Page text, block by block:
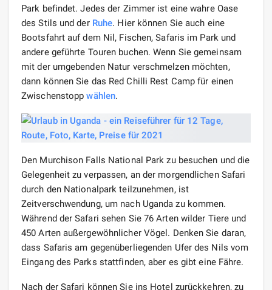
Park befindet. Jedes der Zimmer ist eine wahre Oase
des Stils und der Ruhe. Hier können Sie auch eine
Bootsfahrt auf dem Nil, Fischen, Safaris im Park und
andere geführte Touren buchen. Wenn Sie gemeinsam
mit der umgebenden Natur verschmelzen möchten,
dann können Sie das Red Chilli Rest Camp für einen
Zwischenstoppwählen.
Den Murchison Falls National Park zu besuchen und die
Gelegenheit zu verpassen, an der morgendlichen Safari
durch den Nationalpark teilzunehmen, ist
Zeitverschwendung, um nach Uganda zu kommen.
Während der Safari sehen Sie 76 Arten wilder Tiere und
450 Arten außergewöhnlicher Vögel. Denken Sie daran,
dass Safaris am gegenüberliegenden Ufer des Nils vom
Eingang des Parks stattfinden, aber es gibt eine Fähre.
Nach der Safari können Sie ins Hotel zurückkehren, zu